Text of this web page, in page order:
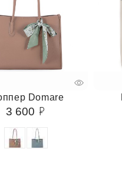
Domare
3 600